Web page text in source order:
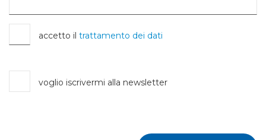
accetto il trattamento dei dati
voglio iscrivermi alla newsletter